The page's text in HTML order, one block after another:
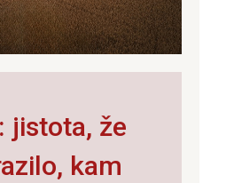
jistota, že
kam